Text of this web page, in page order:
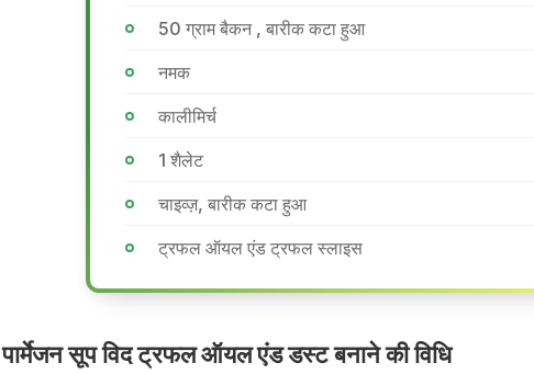
50 ग्राम बैकन , बारीक कटा हुआ
नमक
कालीमिर्च
1 शैलेट
चाइव्ज़, बारीक कटा हुआ
ट्रफल ऑयल एंड ट्रफल स्लाइस
पार्मेजन सूप विद ट्रफल ऑयल एंड डस्ट बनाने की वि​धि